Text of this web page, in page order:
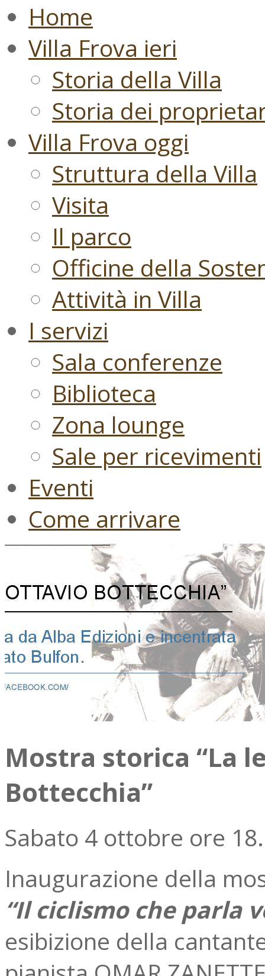
Home
Villa Frova ieri
Storia della Villa
Storia dei
Villa Frova oggi
Struttura della Villa
Visita
Il parco
Officine della
Attività in Villa
I servizi
Sala conferenze
Biblioteca
Zona lounge
Sale per ricevimenti
Eventi
Come arrivare
Mostra storica “La
Bottecchia”
Sabato 4 ottobre ore
Inaugurazione della
“Il ciclismo che parla
esibizione della